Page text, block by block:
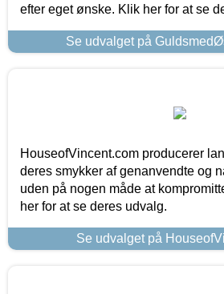
efter eget ønske. Klik her for at se
Se udvalget på
HouseofVincent.com producerer
deres smykker af genanvendte og
uden på nogen måde at
her for at se deres udvalg.
Se udvalget på